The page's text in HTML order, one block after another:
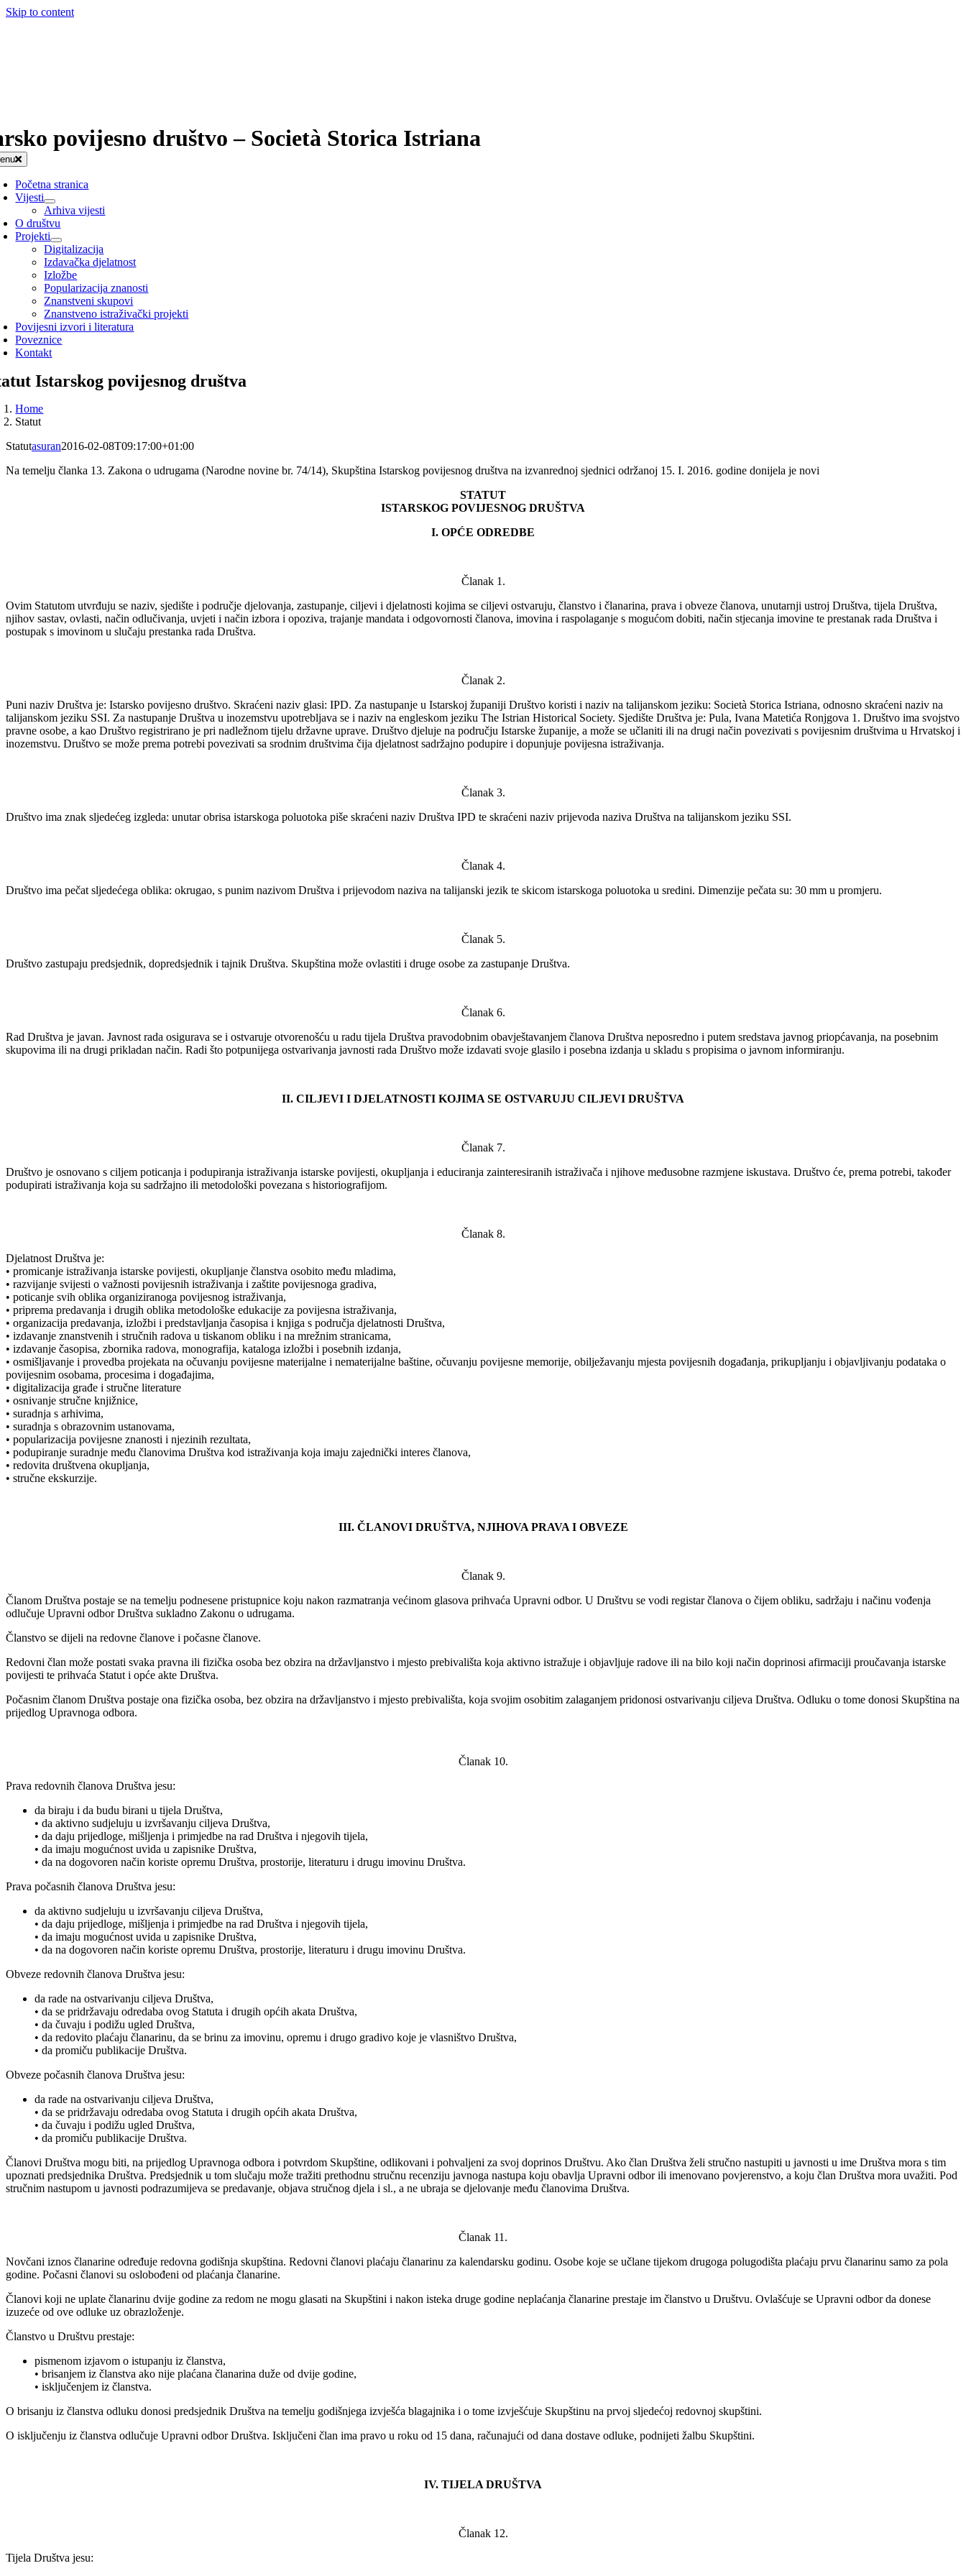
Skip to content
povijesno društvo – Società Storica Istriana
Početna stranica
Vijesti
Arhiva vijesti
O društvu
Projekti
Digitalizacija
Izdavačka djelatnost
Izložbe
Popularizacija znanosti
Znanstveni skupovi
Znanstveno istraživački projekti
Povijesni izvori i literatura
Poveznice
Kontakt
Istarskog povijesnog društva
Home
Statut
Statutasuran2016-02-08T09:17:00+01:00
Na temelju članka 13. Zakona o udrugama (Narodne novine br. 74/14), Skupština Istarskog povijesnog društva na izvanrednoj sjednici održanoj 15. I. 2016. godine donijela je novi
STATUT
ISTARSKOG POVIJESNOG DRUŠTVA
I. OPĆE ODREDBE
Članak 1.
Ovim Statutom utvrđuju se naziv, sjedište i područje djelovanja, zastupanje, ciljevi i djelatnosti kojima se ciljevi ostvaruju, članstvo i članarina, prava i obveze članova, unutarnji ustroj Društva, tijela Društva,
njihov sastav, ovlasti, način odlučivanja, uvjeti i način izbora i opoziva, trajanje mandata i odgovornosti članova, imovina i raspolaganje s mogućom dobiti, način stjecanja imovine te prestanak rada Društva i
postupak s imovinom u slučaju prestanka rada Društva.
Članak 2.
Puni naziv Društva je: Istarsko povijesno društvo. Skraćeni naziv glasi: IPD. Za nastupanje u Istarskoj županiji Društvo koristi i naziv na talijanskom jeziku: Società Storica Istriana, odnosno skraćeni naziv na
talijanskom jeziku SSI. Za nastupanje Društva u inozemstvu upotrebljava se i naziv na engleskom jeziku The Istrian Historical Society. Sjedište Društva je: Pula, Ivana Matetića Ronjgova 1. Društvo ima svojstvo
pravne osobe, a kao Društvo registrirano je pri nadležnom tijelu državne uprave. Društvo djeluje na području Istarske županije, a može se učlaniti ili na drugi način povezivati s povijesnim društvima u Hrvatskoj i
inozemstvu. Društvo se može prema potrebi povezivati sa srodnim društvima čija djelatnost sadržajno podupire i dopunjuje povijesna istraživanja.
Članak 3.
Društvo ima znak sljedećeg izgleda: unutar obrisa istarskoga poluotoka piše skraćeni naziv Društva IPD te skraćeni naziv prijevoda naziva Društva na talijanskom jeziku SSI.
Članak 4.
Društvo ima pečat sljedećega oblika: okrugao, s punim nazivom Društva i prijevodom naziva na talijanski jezik te skicom istarskoga poluotoka u sredini. Dimenzije pečata su: 30 mm u promjeru.
Članak 5.
Društvo zastupaju predsjednik, dopredsjednik i tajnik Društva. Skupština može ovlastiti i druge osobe za zastupanje Društva.
Članak 6.
Rad Društva je javan. Javnost rada osigurava se i ostvaruje otvorenošću u radu tijela Društva pravodobnim obavještavanjem članova Društva neposredno i putem sredstava javnog priopćavanja, na posebnim
skupovima ili na drugi prikladan način. Radi što potpunijega ostvarivanja javnosti rada Društvo može izdavati svoje glasilo i posebna izdanja u skladu s propisima o javnom informiranju.
II. CILJEVI I DJELATNOSTI KOJIMA SE OSTVARUJU CILJEVI DRUŠTVA
Članak 7.
Društvo je osnovano s ciljem poticanja i podupiranja istraživanja istarske povijesti, okupljanja i educiranja zainteresiranih istraživača i njihove međusobne razmjene iskustava. Društvo će, prema potrebi, također
podupirati istraživanja koja su sadržajno ili metodološki povezana s historiografijom.
Članak 8.
Djelatnost Društva je:
• promicanje istraživanja istarske povijesti, okupljanje članstva osobito među mladima,
• razvijanje svijesti o važnosti povijesnih istraživanja i zaštite povijesnoga gradiva,
• poticanje svih oblika organiziranoga povijesnog istraživanja,
• priprema predavanja i drugih oblika metodološke edukacije za povijesna istraživanja,
• organizacija predavanja, izložbi i predstavljanja časopisa i knjiga s područja djelatnosti Društva,
• izdavanje znanstvenih i stručnih radova u tiskanom obliku i na mrežnim stranicama,
• izdavanje časopisa, zbornika radova, monografija, kataloga izložbi i posebnih izdanja,
• osmišljavanje i provedba projekata na očuvanju povijesne materijalne i nematerijalne baštine, očuvanju povijesne memorije, obilježavanju mjesta povijesnih događanja, prikupljanju i objavljivanju podataka o
povijesnim osobama, procesima i događajima,
• digitalizacija građe i stručne literature
• osnivanje stručne knjižnice,
• suradnja s arhivima,
• suradnja s obrazovnim ustanovama,
• popularizacija povijesne znanosti i njezinih rezultata,
• podupiranje suradnje među članovima Društva kod istraživanja koja imaju zajednički interes članova,
• redovita društvena okupljanja,
• stručne ekskurzije.
III. ČLANOVI DRUŠTVA, NJIHOVA PRAVA I OBVEZE
Članak 9.
Članom Društva postaje se na temelju podnesene pristupnice koju nakon razmatranja većinom glasova prihvaća Upravni odbor. U Društvu se vodi registar članova o čijem obliku, sadržaju i načinu vođenja
odlučuje Upravni odbor Društva sukladno Zakonu o udrugama.
Članstvo se dijeli na redovne članove i počasne članove.
Redovni član može postati svaka pravna ili fizička osoba bez obzira na državljanstvo i mjesto prebivališta koja aktivno istražuje i objavljuje radove ili na bilo koji način doprinosi afirmaciji proučavanja istarske
povijesti te prihvaća Statut i opće akte Društva.
Počasnim članom Društva postaje ona fizička osoba, bez obzira na državljanstvo i mjesto prebivališta, koja svojim osobitim zalaganjem pridonosi ostvarivanju ciljeva Društva. Odluku o tome donosi Skupština na
prijedlog Upravnoga odbora.
Članak 10.
Prava redovnih članova Društva jesu:
da biraju i da budu birani u tijela Društva,
• da aktivno sudjeluju u izvršavanju ciljeva Društva,
• da daju prijedloge, mišljenja i primjedbe na rad Društva i njegovih tijela,
• da imaju mogućnost uvida u zapisnike Društva,
• da na dogovoren način koriste opremu Društva, prostorije, literaturu i drugu imovinu Društva.
Prava počasnih članova Društva jesu:
da aktivno sudjeluju u izvršavanju ciljeva Društva,
• da daju prijedloge, mišljenja i primjedbe na rad Društva i njegovih tijela,
• da imaju mogućnost uvida u zapisnike Društva,
• da na dogovoren način koriste opremu Društva, prostorije, literaturu i drugu imovinu Društva.
Obveze redovnih članova Društva jesu:
da rade na ostvarivanju ciljeva Društva,
• da se pridržavaju odredaba ovog Statuta i drugih općih akata Društva,
• da čuvaju i podižu ugled Društva,
• da redovito plaćaju članarinu, da se brinu za imovinu, opremu i drugo gradivo koje je vlasništvo Društva,
• da promiču publikacije Društva.
Obveze počasnih članova Društva jesu:
da rade na ostvarivanju ciljeva Društva,
• da se pridržavaju odredaba ovog Statuta i drugih općih akata Društva,
• da čuvaju i podižu ugled Društva,
• da promiču publikacije Društva.
Članovi Društva mogu biti, na prijedlog Upravnoga odbora i potvrdom Skupštine, odlikovani i pohvaljeni za svoj doprinos Društvu. Ako član Društva želi stručno nastupiti u javnosti u ime Društva mora s tim
upoznati predsjednika Društva. Predsjednik u tom slučaju može tražiti prethodnu stručnu recenziju javnoga nastupa koju obavlja Upravni odbor ili imenovano povjerenstvo, a koju član Društva mora uvažiti. Pod
stručnim nastupom u javnosti podrazumijeva se predavanje, objava stručnog djela i sl., a ne ubraja se djelovanje među članovima Društva.
Članak 11.
Novčani iznos članarine određuje redovna godišnja skupština. Redovni članovi plaćaju članarinu za kalendarsku godinu. Osobe koje se učlane tijekom drugoga polugodišta plaćaju prvu članarinu samo za pola
godine. Počasni članovi su oslobođeni od plaćanja članarine.
Članovi koji ne uplate članarinu dvije godine za redom ne mogu glasati na Skupštini i nakon isteka druge godine neplaćanja članarine prestaje im članstvo u Društvu. Ovlašćuje se Upravni odbor da donese
izuzeće od ove odluke uz obrazloženje.
Članstvo u Društvu prestaje:
pismenom izjavom o istupanju iz članstva,
• brisanjem iz članstva ako nije plaćana članarina duže od dvije godine,
• isključenjem iz članstva.
O brisanju iz članstva odluku donosi predsjednik Društva na temelju godišnjega izvješća blagajnika i o tome izvješćuje Skupštinu na prvoj sljedećoj redovnoj skupštini.
O isključenju iz članstva odlučuje Upravni odbor Društva. Isključeni član ima pravo u roku od 15 dana, računajući od dana dostave odluke, podnijeti žalbu Skupštini.
IV. TIJELA DRUŠTVA
Članak 12.
Tijela Društva jesu: